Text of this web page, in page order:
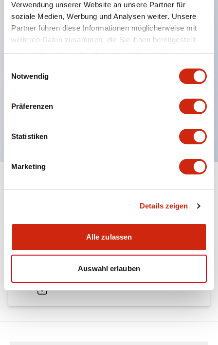
Verwendung unserer Website an unsere Partner für
soziale Medien, Werbung und Analysen weiter. Unsere
Partner führen diese Informationen möglicherweise mit
weiteren Daten zusammen, die Sie ihnen bereitgestellt
Notwendig
Präferenzen
Statistiken
Marketing
Details zeigen
Alle zulassen
Auswahl erlauben
das An- und Abstecken der Kontakt-Einheit ist
auch bei der dichten Montage in Gruppen einfach
durchführbar.
Getrennte Bauweise mit Bajonettmechanismus für
das An- und Abnehmen des Verriegelungshebels.
Schutzart ist Spritzwassergeschützt, IP65 (IEC
60529). (Der Summer ist geschlossen ausgeführt)
UL- und CSA-zertifiziert sowie EN-Normen-
Dokumente und Dateien
Kataloge & Broschüren Technisches Dokument
.PDF731.97KB